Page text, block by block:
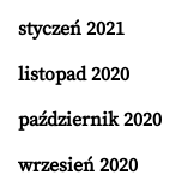
styczeń 2021
listopad 2020
październik 2020
wrzesień 2020